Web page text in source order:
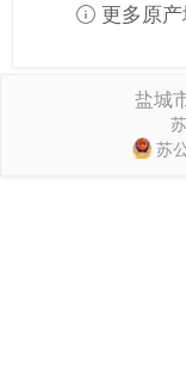
更多原
盐城
苏